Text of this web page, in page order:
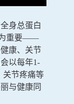
身总蛋白
为重要——
康、关节
以每年1-
关节疼痛等
与健康同